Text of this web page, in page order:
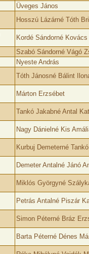
Üveges János
Hosszú Lázárné Tóth
Kordé Sándorné Kovács
Szabó Sándorné Vágó
Nyeste András
Tóth Jánosné Bálint
Márton Erzsébet
Tankó Jakabné Antal
Nagy Dánielné Kis
Kurbuj Demeterné
Demeter Antalné Jánó
Miklós Györgyné
Petrás Antalné Piszár
Simon Péterné Bráz
Barta Péterné Dénes